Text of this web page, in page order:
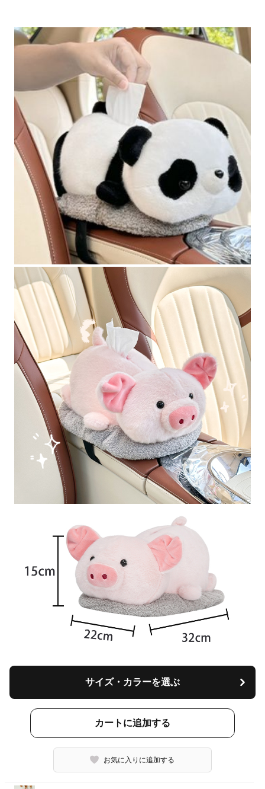
サイズ・カラーを選ぶ
カートに追加する
お気に入りに追加する